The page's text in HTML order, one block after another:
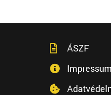
ÁSZF
Impressum